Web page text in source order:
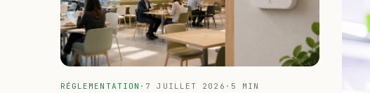
RÉGLEMENTATION · 7 JUILLET 2026 · 5 MIN